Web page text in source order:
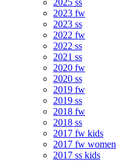
2025 ss
2023 fw
2023 ss
2022 fw
2022 ss
2021 ss
2020 fw
2020 ss
2019 fw
2019 ss
2018 fw
2018 ss
2017 fw kids
2017 fw women
2017 ss kids